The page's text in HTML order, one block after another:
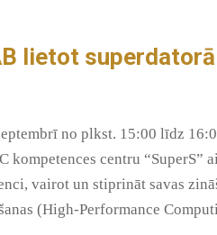
lietot superdatorā
no plkst. 15:00 līdz
centru “SuperS”
vairot un stiprināt savas
(High-Performance